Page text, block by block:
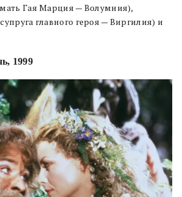
Гая Марция — Волумния),
главного героя — Виргилия) и
1999